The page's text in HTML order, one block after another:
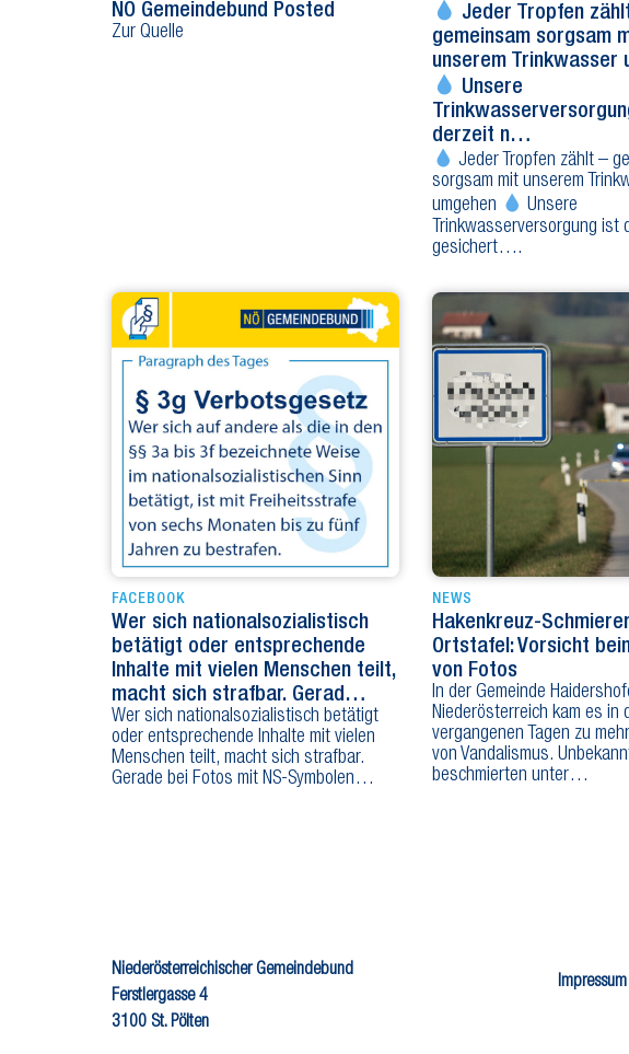
NÖ Gemeindebund Posted
Zur Quelle
Jeder Tropfen
gemeinsam sorgsam
unserem Trinkwasser
Unsere
derzeit n…
Jeder Tropfen zählt –
sorgsam mit unserem
umgehen
Unsere
Trinkwasserversorgung ist
gesichert….
FACEBOOK
Wer sich nationalsozialistisch
betätigt oder entsprechende
Inhalte mit vielen Menschen teilt,
macht sich strafbar. Gerad…
Wer sich nationalsozialistisch betätigt
oder entsprechende Inhalte mit vielen
Menschen teilt, macht sich strafbar.
Gerade bei Fotos mit NS-Symbolen…
NEWS
Hakenkreuz-
Ortstafel: Vorsicht
von Fotos
In der Gemeinde
Niederösterreich kam es in
vergangenen Tagen zu
von Vandalismus.
beschmierten unter…
Niederösterreichischer Gemeindebund
Ferstlergasse 4
3100 St. Pölten
Impressum